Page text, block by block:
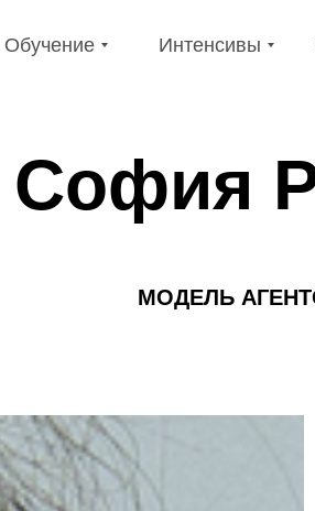
Обучение Интенсивы
Интенсивы
Обучение
София
МОДЕЛЬ